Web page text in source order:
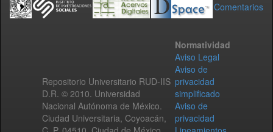
Comentarios
Repositorio Universitario RUD-IIS
D.R. © 2010. Universidad
Nacional Autónoma de México.
Ciudad Universitaria, Coyoacán,
Normatividad
Aviso Legal
Aviso de
privacidad
simplificado
Aviso de
privacidad